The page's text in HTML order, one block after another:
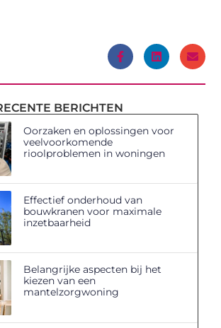
BERICHTEN
Oorzaken en oplossingen voor
veelvoorkomende
rioolproblemen in woningen
Effectief onderhoud van
bouwkranen voor maximale
inzetbaarheid
Belangrijke aspecten bij het
kiezen van een
mantelzorgwoning